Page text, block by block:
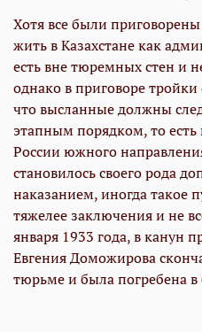
Хотя все были
жить в Казахстане как
есть вне тюремных стен и
однако в приговоре
что высланные должны
этапным порядком, то
России южного
становилось своего рода
наказанием, иногда такое
тяжелее заключения и не
января 1933 года, в канун
Евгения Доможирова
тюрьме и была погребена в